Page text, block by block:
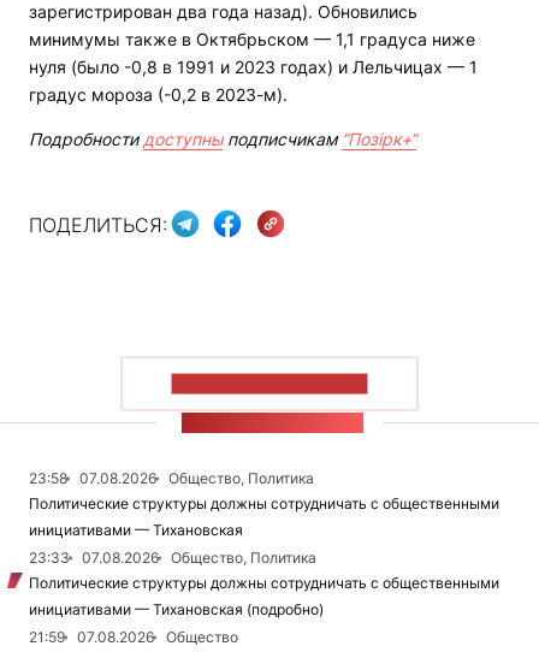
зарегистрирован два года назад). Обновились
минимумы также в Октябрьском — 1,1 градуса ниже
нуля (было -0,8 в 1991 и 2023 годах) и Лельчицах — 1
градус мороза (-0,2 в 2023-м).
Подробности доступныподписчикам “Позірк+“
ПОДЕЛИТЬСЯ:
23:58 07.08.2026
Общество, Политика
Политические структуры должны сотрудничать с общественными
инициативами — Тихановская
23:33
07.08.2026
Общество, Политика
Политические структуры должны сотрудничать с общественными
инициативами — Тихановская (подробно)
21:59
07.08.2026
Общество